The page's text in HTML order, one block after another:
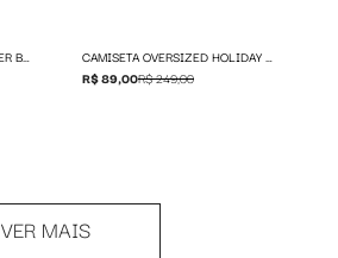
CAMISETA OVERSIZED FLOWER BAW X SMILEY
CAMISETA OVERSIZED HOLIDAY BAW X SMILEY
R$ 89,00R$ 249,00
VER MAIS